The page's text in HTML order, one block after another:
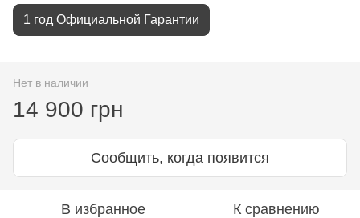
1 год Официальной Гарантии
Нет в наличии
14 900 грн
Сообщить, когда появится
В избранное К сравнению